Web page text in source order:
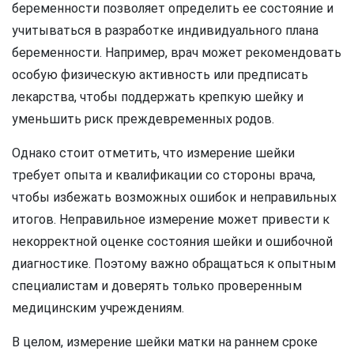
беременности позволяет определить ее состояние и
учитываться в разработке индивидуального плана
беременности. Например, врач может рекомендовать
особую физическую активность или предписать
лекарства, чтобы поддержать крепкую шейку и
уменьшить риск преждевременных родов.
Однако стоит отметить, что измерение шейки
требует опыта и квалификации со стороны врача,
чтобы избежать возможных ошибок и неправильных
итогов. Неправильное измерение может привести к
некорректной оценке состояния шейки и ошибочной
диагностике. Поэтому важно обращаться к опытным
специалистам и доверять только проверенным
медицинским учреждениям.
В целом, измерение шейки матки на раннем сроке